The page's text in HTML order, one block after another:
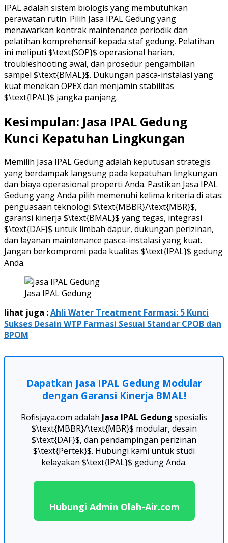
IPAL adalah sistem biologis yang membutuhkan
perawatan rutin. Pilih Jasa IPAL Gedung yang
menawarkan kontrak maintenance periodik dan
pelatihan komprehensif kepada staf gedung. Pelatihan
ini meliputi $\text{SOP}$ operasional harian,
troubleshooting awal, dan prosedur pengambilan
sampel $\text{BMAL}$. Dukungan pasca-instalasi yang
kuat menekan OPEX dan menjamin stabilitas
$\text{IPAL}$ jangka panjang.
Kesimpulan: Jasa IPAL Gedung
Kunci Kepatuhan Lingkungan
Memilih Jasa IPAL Gedung adalah keputusan strategis
yang berdampak langsung pada kepatuhan lingkungan
dan biaya operasional properti Anda. Pastikan Jasa IPAL
Gedung yang Anda pilih memenuhi kelima kriteria di atas:
penguasaan teknologi $\text{MBBR}/\text{MBR}$,
garansi kinerja $\text{BMAL}$ yang tegas, integrasi
$\text{DAF}$ untuk limbah dapur, dukungan perizinan,
dan layanan maintenance pasca-instalasi yang kuat.
Jangan berkompromi pada kualitas $\text{IPAL}$ gedung
Anda.
Jasa IPAL Gedung
lihat juga :Ahli Water Treatment Farmasi: 5 Kunci
Sukses Desain WTP Farmasi Sesuai Standar CPOB dan
BPOM
Dapatkan Jasa IPAL Gedung Modular
dengan Garansi Kinerja BMAL!
Rofisjaya.com adalah Jasa IPAL Gedung spesialis
$\text{MBBR}/\text{MBR}$ modular, desain
$\text{DAF}$, dan pendampingan perizinan
$\text{Pertek}$. Hubungi kami untuk studi
kelayakan $\text{IPAL}$ gedung Anda.
Hubungi Admin Olah-Air.com